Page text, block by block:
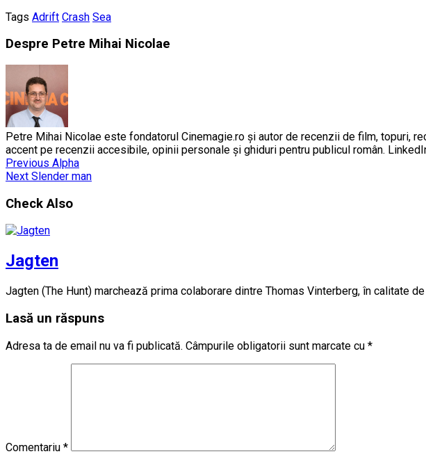
Tags Adrift Crash Sea
Despre Petre Mihai Nicolae
Petre Mihai Nicolae este fondatorul Cinemagie.ro și autor de recenzii de film, topuri,
accent pe recenzii accesibile, opinii personale și ghiduri pentru publicul român.
Previous Alpha
Next Slender man
Check Also
Jagten
Jagten (The Hunt) marchează prima colaborare dintre Thomas Vinterberg, în calitate
Lasă un răspuns
Adresa ta de email nu va fi publicată. Câmpurile obligatorii sunt marcate cu *
Comentariu *